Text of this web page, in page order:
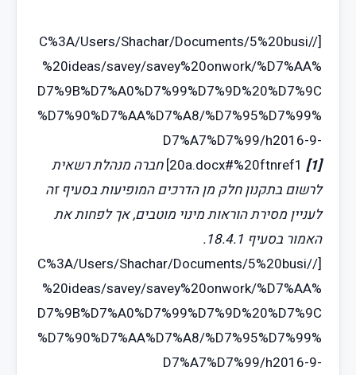
[//C%3A/Users/Shachar/Documents/5%20busi
%20ideas/savey/savey%20onwork/%D7%AA%
D7%9B%D7%A0%D7%99%D7%9D%20%D7%9C
%D7%90%D7%AA%D7%A8/%D7%95%D7%99%
D7%A7%D7%99/h2016-9-
20a.docx#%20ftnref1 [1]
]חברה מנהלת רשאית
לרשום בתקנון חלק מן הדרכים המופיעות בסעיף זה
לעניין מסירת הוראות מינוי מוטבים, אך לפחות את
האמור בסעיף 18.4.1.
[//C%3A/Users/Shachar/Documents/5%20busi
%20ideas/savey/savey%20onwork/%D7%AA%
D7%9B%D7%A0%D7%99%D7%9D%20%D7%9C
%D7%90%D7%AA%D7%A8/%D7%95%D7%99%
D7%A7%D7%99/h2016-9-